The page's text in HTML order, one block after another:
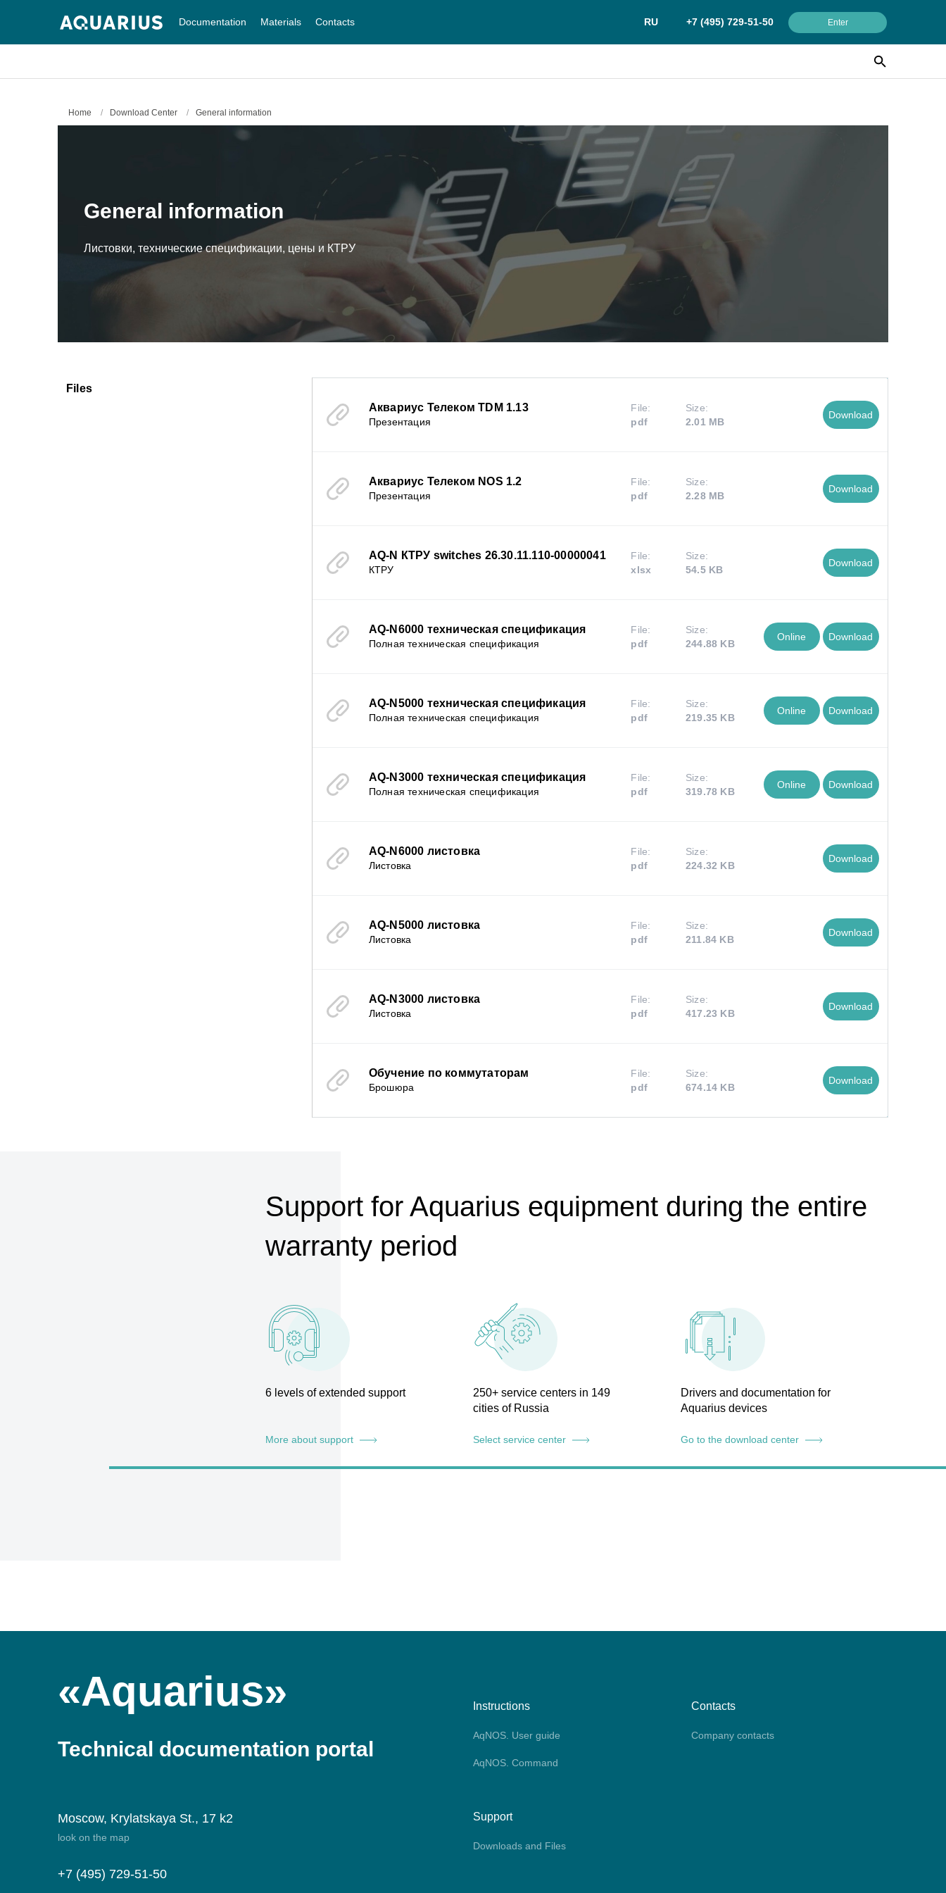
Documentation Materials Contacts RU +7 (495) 729-51-50 Enter
Home / Download Center / General information
General information
Листовки, технические спецификации, цены и КТРУ
Files
Аквариус Телеком TDM 1.13
Презентация
File:
pdf
Size:
2.01 MB
Download
Аквариус Телеком NOS 1.2
Презентация
File:
pdf
Size:
2.28 MB
Download
AQ-N КТРУ switches 26.30.11.110-00000041
КТРУ
File:
xlsx
Size:
54.5 KB
Download
AQ-N6000 техническая спецификация
Полная техническая спецификация
File:
pdf
Size:
244.88 KB
Online Download
AQ-N5000 техническая спецификация
Полная техническая спецификация
File:
pdf
Size:
219.35 KB
Online Download
AQ-N3000 техническая спецификация
Полная техническая спецификация
File:
pdf
Size:
319.78 KB
Online Download
AQ-N6000 листовка
Листовка
File:
pdf
Size:
224.32 KB
Download
AQ-N5000 листовка
Листовка
File:
pdf
Size:
211.84 KB
Download
AQ-N3000 листовка
Листовка
File:
pdf
Size:
417.23 KB
Download
Обучение по коммутаторам
Брошюра
File:
pdf
Size:
674.14 KB
Download
Support for Aquarius equipment during the entire
warranty period
6 levels of extended support
More about support
250+ service centers in 149
cities of Russia
Select service center
Drivers and documentation for
Aquarius devices
Go to the download center
«Aquarius»
Technical documentation portal
Moscow, Krylatskaya St., 17 k2
look on the map
+7 (495) 729-51-50
Instructions
AqNOS. User guide
AqNOS. Command
Support
Downloads and Files
Contacts
Company contacts